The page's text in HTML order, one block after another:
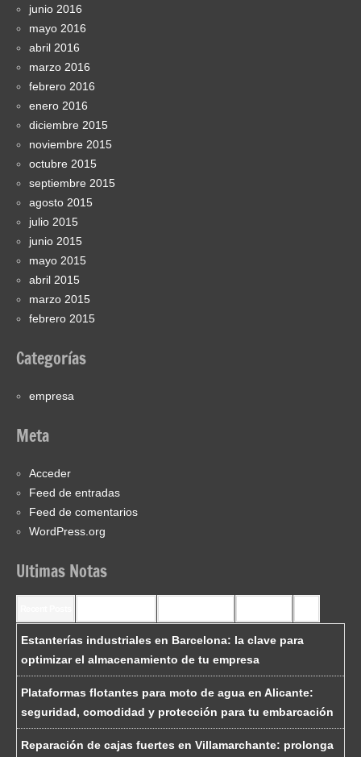
junio 2016
mayo 2016
abril 2016
marzo 2016
febrero 2016
enero 2016
diciembre 2015
noviembre 2015
octubre 2015
septiembre 2015
agosto 2015
julio 2015
junio 2015
mayo 2015
abril 2015
marzo 2015
febrero 2015
Categorías
empresa
Meta
Acceder
Feed de entradas
Feed de comentarios
WordPress.org
Ultimas Notas
Estanterías industriales en Barcelona: la clave para
optimizar el almacenamiento de tu empresa
Plataformas flotantes para moto de agua en Alicante:
seguridad, comodidad y protección para tu embarcación
Reparación de cajas fuertes en Villamarchante: prolonga